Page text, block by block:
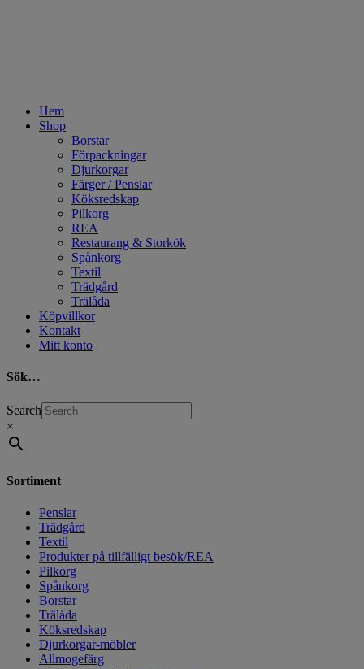
Hem
Shop
Borstar
Förpackningar
Djurkorgar
Färger / Penslar
Köksredskap
Pilkorg
REA
Restaurang & Storkök
Spånkorg
Textil
Trädgård
Trälåda
Köpvillkor
Kontakt
Mitt konto
Sök…
Search
×
Sortiment
Penslar
Trädgård
Textil
Produkter på tillfälligt besök/REA
Pilkorg
Spånkorg
Borstar
Trälåda
Köksredskap
Djurkorgar-möbler
Allmogefärg